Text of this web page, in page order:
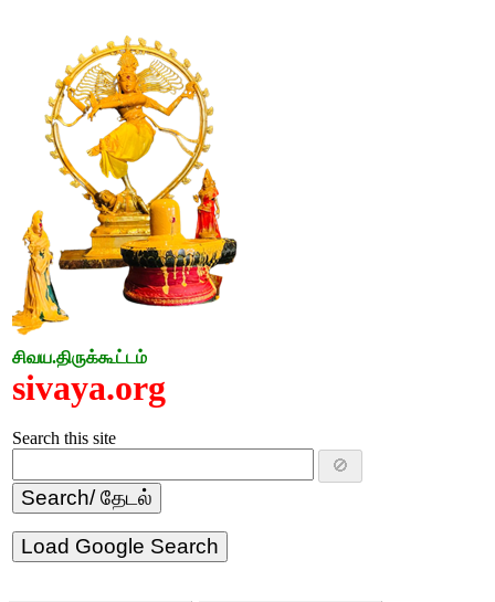
சிவய.திருக்கூட்டம்
sivaya.org
Search this site
🚫
Load Google Search